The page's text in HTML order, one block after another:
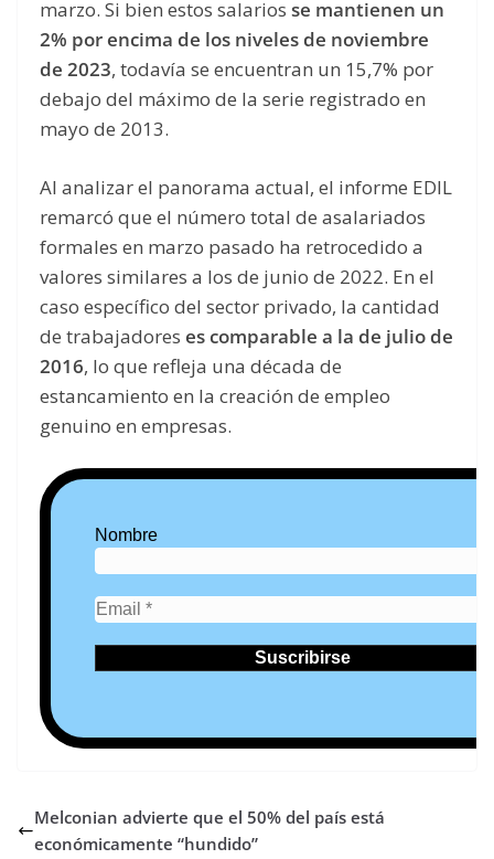
marzo. Si bien estos salarios se mantienen un
2% por encima de los niveles de noviembre
de 2023, todavía se encuentran un 15,7% por
debajo del máximo de la serie registrado en
mayo de 2013.
Al analizar el panorama actual, el informe EDIL
remarcó que el número total de asalariados
formales en marzo pasado ha retrocedido a
valores similares a los de junio de 2022. En el
caso específico del sector privado, la cantidad
de trabajadores es comparable a la de julio de
2016, lo que refleja una década de
estancamiento en la creación de empleo
genuino en empresas.
Nombre
Melconian advierte que el 50% del país está
económicamente “hundido”